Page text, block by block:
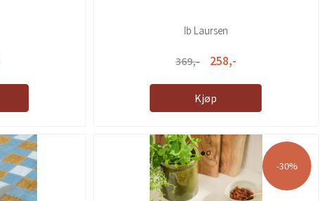
Ib Laursen
369,- 258,-
Kjøp
-30%